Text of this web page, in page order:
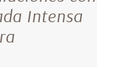
Intensa